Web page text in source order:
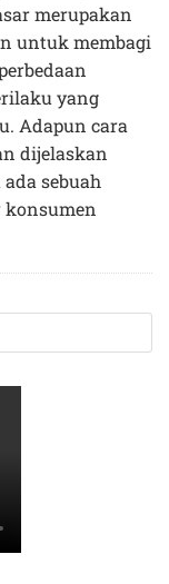
merupakan
untuk membagi
yang
Adapun cara
dijelaskan
sebuah
konsumen